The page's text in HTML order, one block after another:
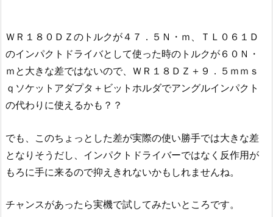
ＷＲ１８０ＤＺのトルクが４７．５Ｎ・ｍ、ＴＬ０６１Ｄ
のインパクトドライバとして使った時のトルクが６０Ｎ・
ｍと大きな差ではないので、ＷＲ１８ＤＺ＋９．５ｍｍｓ
ｑソケットアダプタ＋ビットホルダでアングルインパクト
の代わりに使えるかも？？
でも、このちょっとした差が実際の使い勝手では大きな差
となりそうだし、インパクトドライバーではなく反作用が
もろに手に来るので抑えきれないかもしれませんね。
チャンスがあったら実機で試してみたいところです。